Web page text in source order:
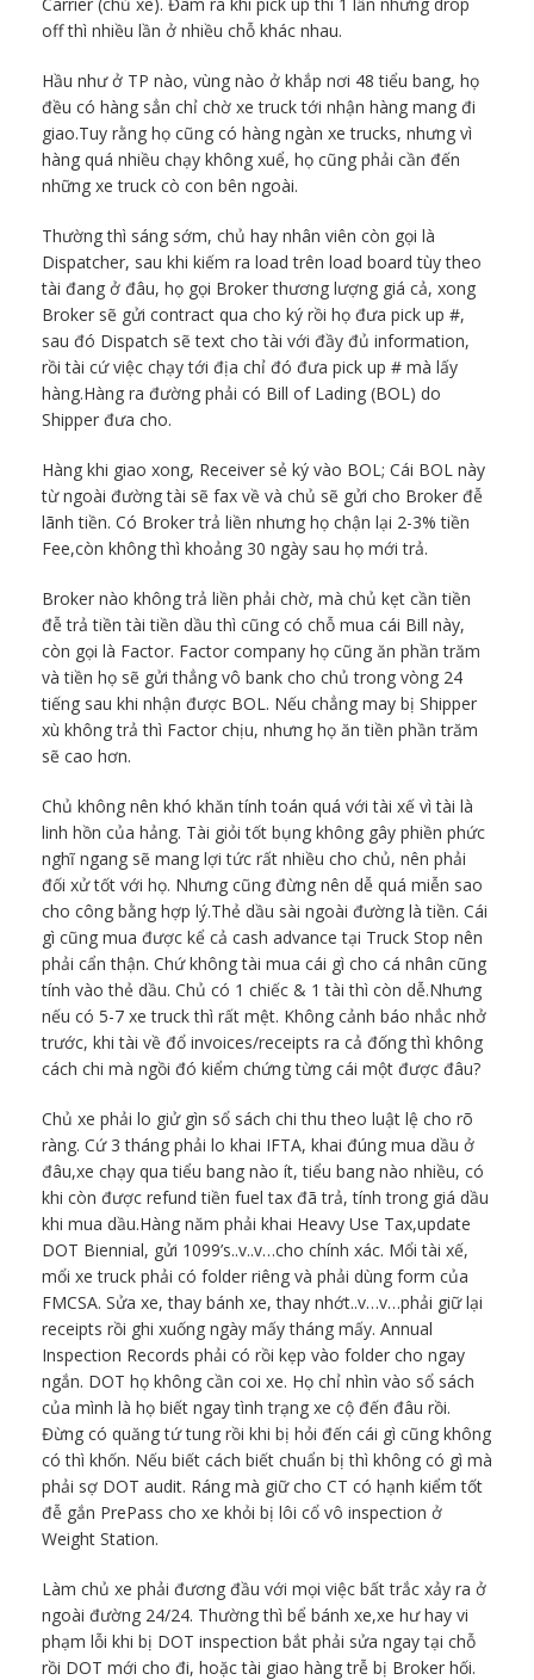
off thì nhiều lần ở nhiều chỗ khác nhau.
Hầu như ở TP nào, vùng nào ở khắp nơi 48 tiểu bang, họ
đều có hàng sẳn chỉ chờ xe truck tới nhận hàng mang đi
giao.Tuy rằng họ cũng có hàng ngàn xe trucks, nhưng vì
hàng quá nhiều chạy không xuể, họ cũng phải cần đến
những xe truck cò con bên ngoài.
Thường thì sáng sớm, chủ hay nhân viên còn gọi là
Dispatcher, sau khi kiếm ra load trên load board tùy theo
tài đang ở đâu, họ gọi Broker thương lượng giá cả, xong
Broker sẽ gửi contract qua cho ký rồi họ đưa pick up #,
sau đó Dispatch sẽ text cho tài với đầy đủ information,
rồi tài cứ việc chạy tới địa chỉ đó đưa pick up # mà lấy
hàng.Hàng ra đường phải có Bill of Lading (BOL) do
Shipper đưa cho.
Hàng khi giao xong, Receiver sẻ ký vào BOL; Cái BOL này
từ ngoài đường tài sẽ fax về và chủ sẽ gửi cho Broker đễ
lãnh tiền. Có Broker trả liền nhưng họ chận lại 2-3% tiền
Fee,còn không thì khoảng 30 ngày sau họ mới trả.
Broker nào không trả liền phải chờ, mà chủ kẹt cần tiền
đễ trả tiền tài tiền dầu thì cũng có chỗ mua cái Bill này,
còn gọi là Factor. Factor company họ cũng ăn phần trăm
và tiền họ sẽ gửi thẳng vô bank cho chủ trong vòng 24
tiếng sau khi nhận được BOL. Nếu chẳng may bị Shipper
xù không trả thì Factor chịu, nhưng họ ăn tiền phần trăm
sẽ cao hơn.
Chủ không nên khó khăn tính toán quá với tài xế vì tài là
linh hồn của hảng. Tài giỏi tốt bụng không gây phiền phức
nghĩ ngang sẽ mang lợi tức rất nhiều cho chủ, nên phải
đối xử tốt với họ. Nhưng cũng đừng nên dễ quá miễn sao
cho công bằng hợp lý.Thẻ dầu sài ngoài đường là tiền. Cái
gì cũng mua được kể cả cash advance tại Truck Stop nên
phải cẩn thận. Chứ không tài mua cái gì cho cá nhân cũng
tính vào thẻ dầu. Chủ có 1 chiếc & 1 tài thì còn dễ.Nhưng
nếu có 5-7 xe truck thì rất mệt. Không cảnh báo nhắc nhở
trước, khi tài về đổ invoices/receipts ra cả đống thì không
cách chi mà ngồi đó kiểm chứng từng cái một được đâu?
Chủ xe phải lo giử gìn sổ sách chi thu theo luật lệ cho rõ
ràng. Cứ 3 tháng phải lo khai IFTA, khai đúng mua dầu ở
đâu,xe chạy qua tiểu bang nào ít, tiểu bang nào nhiều, có
khi còn được refund tiền fuel tax đã trả, tính trong giá dầu
khi mua dầu.Hàng năm phải khai Heavy Use Tax,update
DOT Biennial, gửi 1099’s..v..v…cho chính xác. Mổi tài xế,
mổi xe truck phải có folder riêng và phải dùng form của
FMCSA. Sửa xe, thay bánh xe, thay nhớt..v…v…phải giữ lại
receipts rồi ghi xuống ngày mấy tháng mấy. Annual
Inspection Records phải có rồi kẹp vào folder cho ngay
ngắn. DOT họ không cần coi xe. Họ chỉ nhìn vào sổ sách
của mình là họ biết ngay tình trạng xe cộ đến đâu rồi.
Đừng có quăng tứ tung rồi khi bị hỏi đến cái gì cũng không
có thì khốn. Nếu biết cách biết chuẩn bị thì không có gì mà
phải sợ DOT audit. Ráng mà giữ cho CT có hạnh kiểm tốt
đễ gắn PrePass cho xe khỏi bị lôi cổ vô inspection ở
Weight Station.
Làm chủ xe phải đương đầu với mọi việc bất trắc xảy ra ở
ngoài đường 24/24. Thường thì bể bánh xe,xe hư hay vi
phạm lỗi khi bị DOT inspection bắt phải sửa ngay tại chỗ
rồi DOT mới cho đi, hoặc tài giao hàng trễ bị Broker hối.